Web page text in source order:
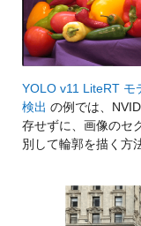
YOLO v11 LiteRT モ
検出 の例では、
存せずに、画像のセ
別して輪郭を描く方